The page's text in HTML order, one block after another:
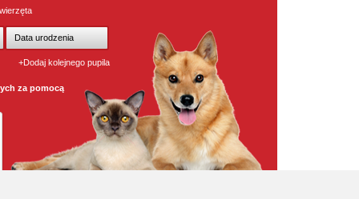
+Dodaj kolejnego pupila
za pomocą